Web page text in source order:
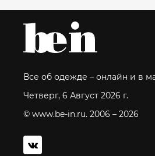
Все об одежде – онлайн и в
Четверг, 6 Август 2026 г.
© www.be-in.ru. 2006 – 2026